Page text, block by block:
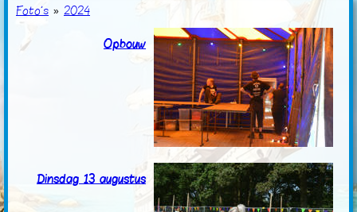
Foto's » 2024
Opbouw
Dinsdag 13 augustus